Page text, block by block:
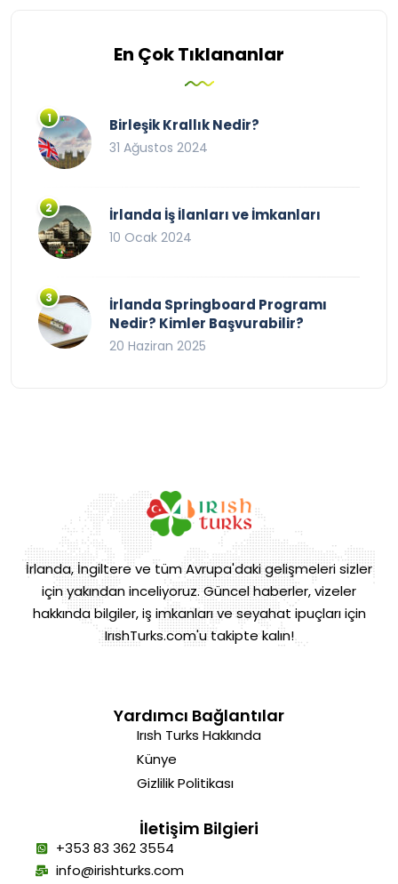
En Çok Tıklananlar
Birleşik Krallık Nedir?
31 Ağustos 2024
İrlanda İş İlanları ve İmkanları
10 Ocak 2024
İrlanda Springboard Programı
Nedir? Kimler Başvurabilir?
20 Haziran 2025
İrlanda, İngiltere ve tüm Avrupa'daki gelişmeleri sizler
için yakından inceliyoruz. Güncel haberler, vizeler
hakkında bilgiler, iş imkanları ve seyahat ipuçları için
IrıshTurks.com'u takipte kalın!
Yardımcı Bağlantılar
Irısh Turks Hakkında
Künye
Gizlilik Politikası
İletişim Bilgieri
+353 83 362 3554
info@irishturks.com